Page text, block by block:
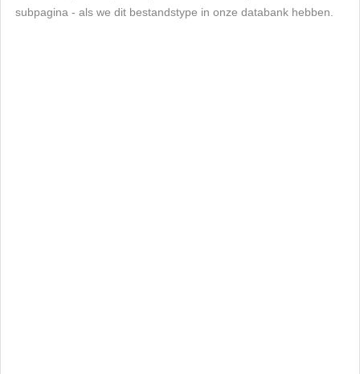
subpagina - als we dit bestandstype in onze databank hebben.